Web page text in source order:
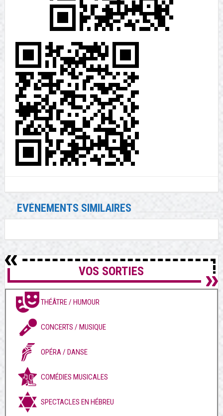
EVÉNEMENTS SIMILAIRES
VOS SORTIES
THÉÂTRE / HUMOUR
CONCERTS / MUSIQUE
OPÉRA / DANSE
COMÉDIES MUSICALES
SPECTACLES EN HÉBREU